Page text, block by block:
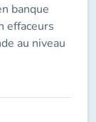
banque
effaceurs
au niveau